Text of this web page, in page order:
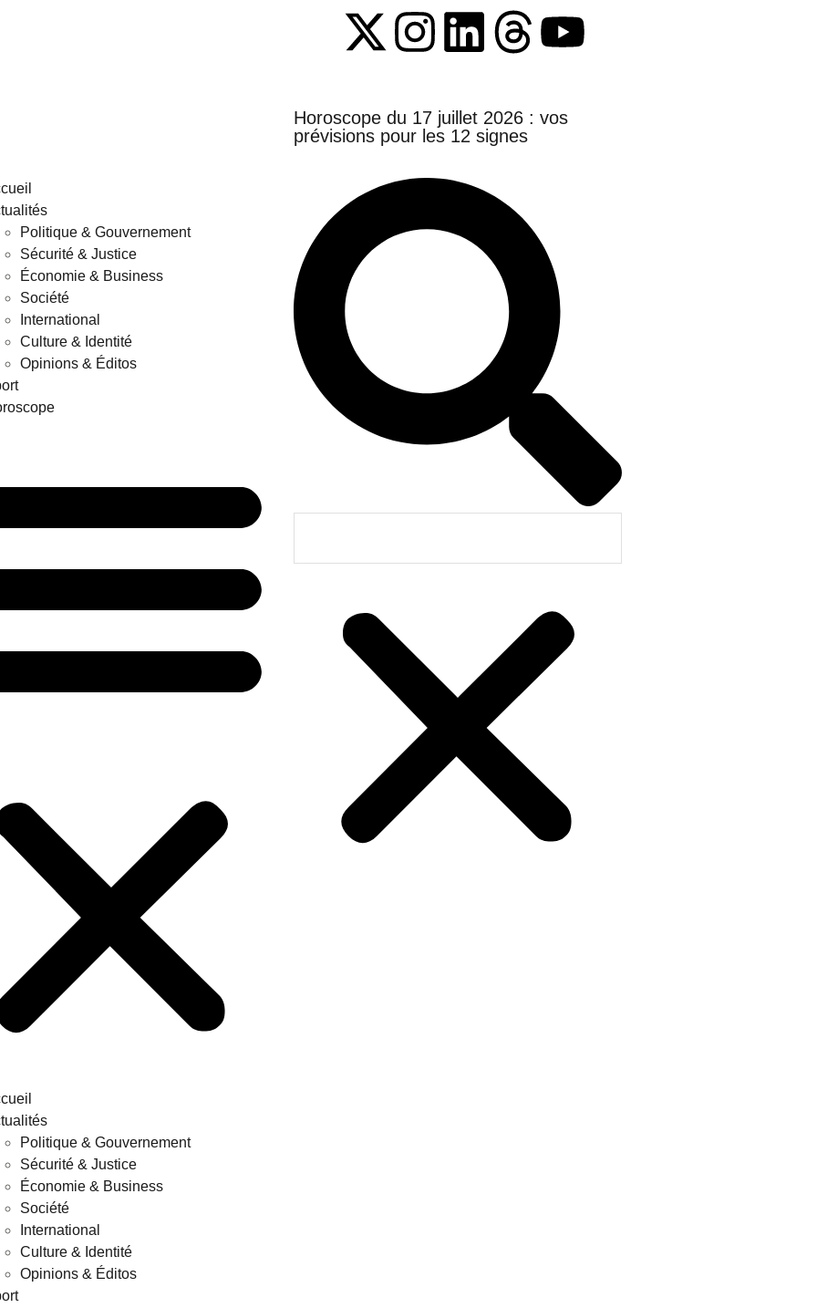
Horoscope du 17 juillet 2026 : vos
prévisions pour les 12 signes
Politique & Gouvernement
Sécurité & Justice
Économie & Business
Société
International
Culture & Identité
Opinions & Éditos
Politique & Gouvernement
Sécurité & Justice
Économie & Business
Société
International
Culture & Identité
Opinions & Éditos